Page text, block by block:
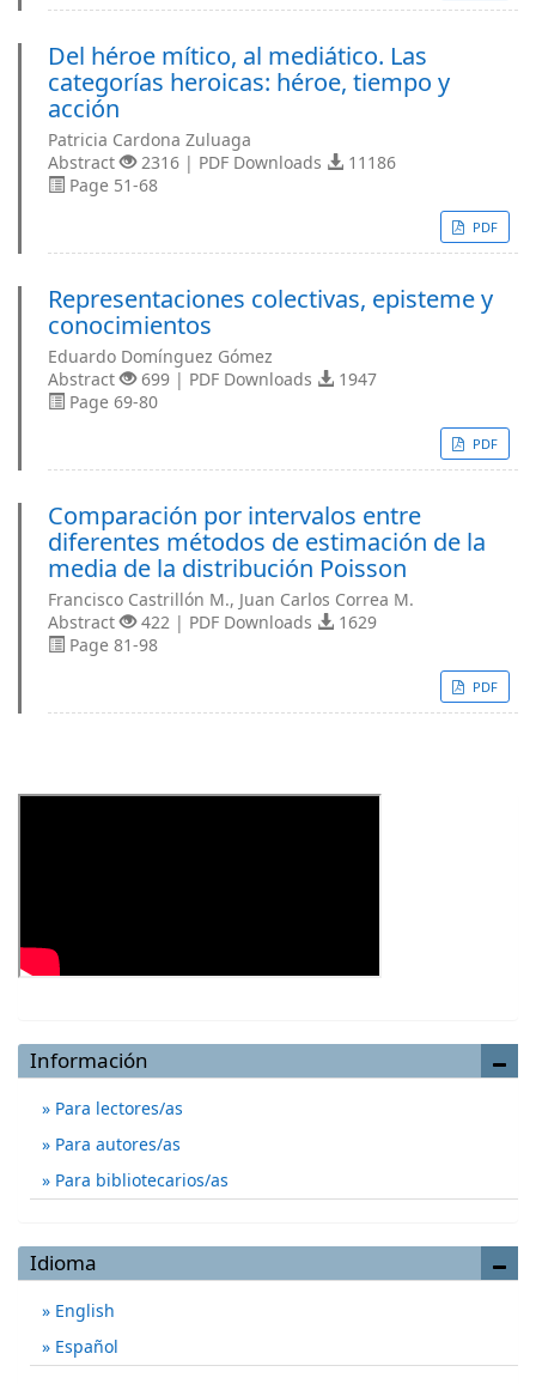
Del héroe mítico, al mediático. Las
categorías heroicas: héroe, tiempo y
acción
Patricia Cardona Zuluaga
Abstract
2316 | PDF Downloads
11186
Page 51-68
PDF
Representaciones colectivas, episteme y
conocimientos
Eduardo Domínguez Gómez
Abstract
699 | PDF Downloads
1947
Page 69-80
PDF
Comparación por intervalos entre
diferentes métodos de estimación de la
media de la distribución Poisson
Francisco Castrillón M., Juan Carlos Correa M.
Abstract
422 | PDF Downloads
1629
Page 81-98
PDF
Información
Para lectores/as
Para autores/as
Para bibliotecarios/as
Idioma
English
Español